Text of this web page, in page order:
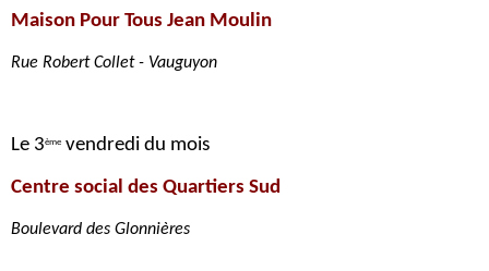
Maison Pour Tous Jean Moulin
Rue Robert Collet - Vauguyon
Le 3ème vendredi du mois
Centre social des Quartiers Sud
Boulevard des Glonnières